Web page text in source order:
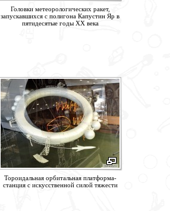
Головки метеорологических ракет,
запускавшихся с полигона Капустин Яр в
пятидесятые годы ХХ века
Тороидальная орбитальная платформа-
станция с искусственной силой тяжести